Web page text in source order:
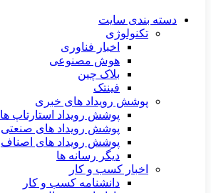
دسته بندی سایت
تکنولوژی
اخبار فناوری
هوش مصنوعی
بلاک چین
فینتک
پوشش رویداد های خبری
پوشش رویداد استارتاپ ها
پوشش رویداد های صنعتی
پوشش رویداد های اصناف
دیگر رسانه ها
اخبار کسب و کار
دانشنامه کسب و کار